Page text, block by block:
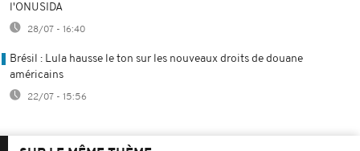
l'ONUSIDA
28/07 - 16:40
Brésil : Lula hausse le ton sur les nouveaux droits de douane
américains
22/07 - 15:56